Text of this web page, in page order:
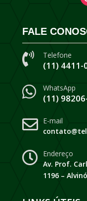
FALE
 Telefone
(11) 4411-
 WhatsApp
(11)
 E-mail

Endereço
Av. Prof.
1196 –